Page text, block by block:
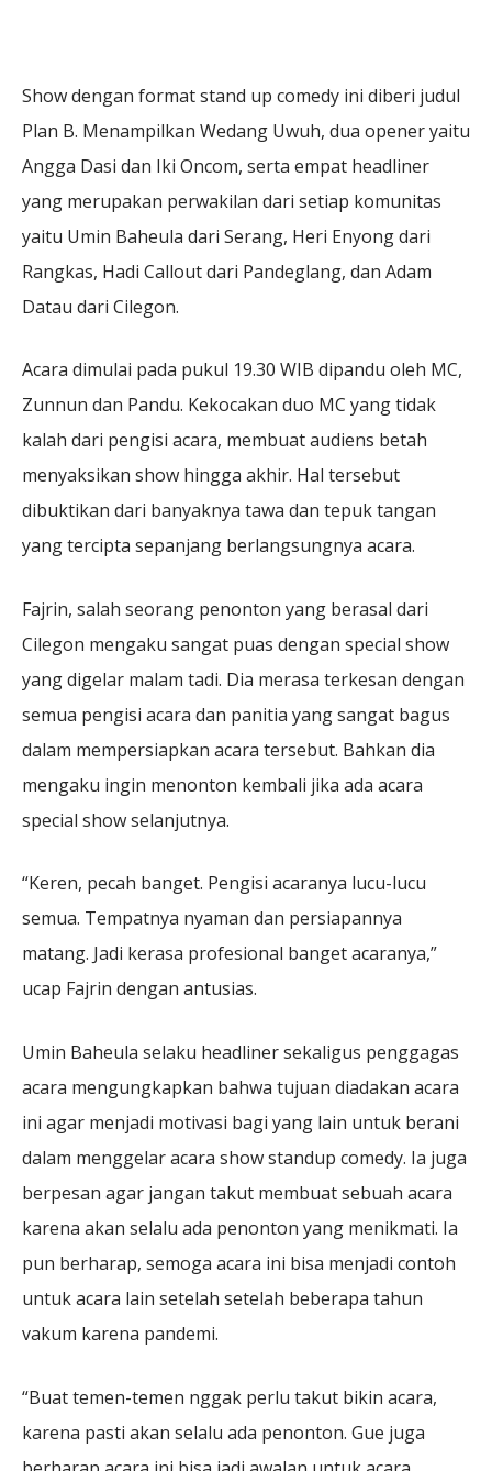
Show dengan format stand up comedy ini diberi judul
Plan B. Menampilkan Wedang Uwuh, dua opener yaitu
Angga Dasi dan Iki Oncom, serta empat headliner
yang merupakan perwakilan dari setiap komunitas
yaitu Umin Baheula dari Serang, Heri Enyong dari
Rangkas, Hadi Callout dari Pandeglang, dan Adam
Datau dari Cilegon.
Acara dimulai pada pukul 19.30 WIB dipandu oleh MC,
Zunnun dan Pandu. Kekocakan duo MC yang tidak
kalah dari pengisi acara, membuat audiens betah
menyaksikan show hingga akhir. Hal tersebut
dibuktikan dari banyaknya tawa dan tepuk tangan
yang tercipta sepanjang berlangsungnya acara.
Fajrin, salah seorang penonton yang berasal dari
Cilegon mengaku sangat puas dengan special show
yang digelar malam tadi. Dia merasa terkesan dengan
semua pengisi acara dan panitia yang sangat bagus
dalam mempersiapkan acara tersebut. Bahkan dia
mengaku ingin menonton kembali jika ada acara
special show selanjutnya.
“Keren, pecah banget. Pengisi acaranya lucu-lucu
semua. Tempatnya nyaman dan persiapannya
matang. Jadi kerasa profesional banget acaranya,”
ucap Fajrin dengan antusias.
Umin Baheula selaku headliner sekaligus penggagas
acara mengungkapkan bahwa tujuan diadakan acara
ini agar menjadi motivasi bagi yang lain untuk berani
dalam menggelar acara show standup comedy. Ia juga
berpesan agar jangan takut membuat sebuah acara
karena akan selalu ada penonton yang menikmati. Ia
pun berharap, semoga acara ini bisa menjadi contoh
untuk acara lain setelah setelah beberapa tahun
vakum karena pandemi.
“Buat temen-temen nggak perlu takut bikin acara,
karena pasti akan selalu ada penonton. Gue juga